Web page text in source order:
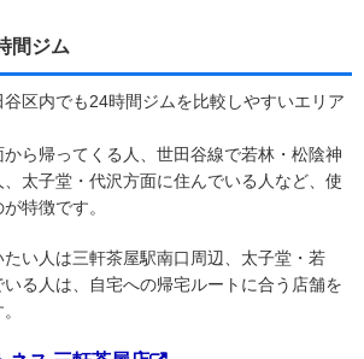
間ジム
区内でも24時間ジムを比較しやすいエリア
ら帰ってくる人、世田谷線で若林・松陰神
太子堂・代沢方面に住んでいる人など、使
特徴です。
い人は三軒茶屋駅南口周辺、太子堂・若
る人は、自宅への帰宅ルートに合う店舗を